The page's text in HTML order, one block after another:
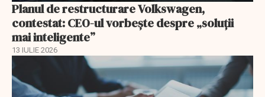
Planul de restructurare Volkswagen,
contestat: CEO-ul vorbește despre „soluții
mai inteligente”
13 IULIE 2026